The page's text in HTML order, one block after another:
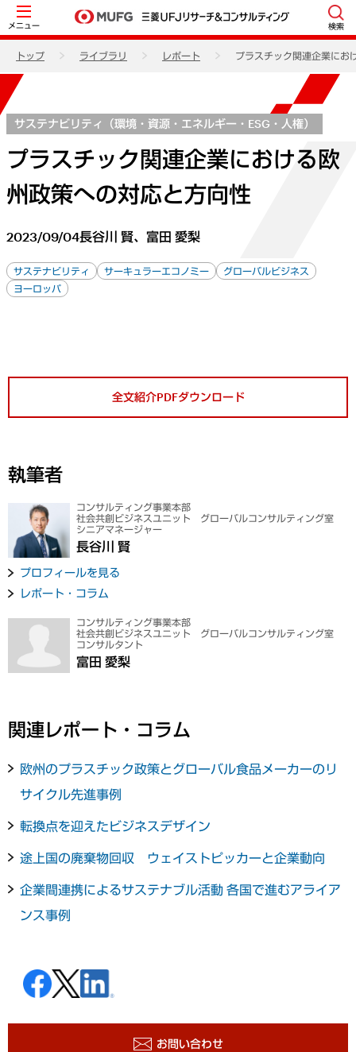
メニュー 検索
トップ ライブラリ レポート プラスチック関連企業にお
サステナビリティ（環境・資源・エネルギー・ESG・人権）
プラスチック関連企業における欧
州政策への対応と方向性
2023/09/04長谷川 賢、富田 愛梨
サステナビリティ サーキュラーエコノミー
グローバルビジネス
ヨーロッパ
全文紹介PDFダウンロード
執筆者
コンサルティング事業本部
社会共創ビジネスユニット グローバルコンサルティング室
シニアマネージャー
長谷川 賢
プロフィールを見る
レポート・コラム
コンサルティング事業本部
社会共創ビジネスユニット グローバルコンサルティング室
コンサルタント
富田 愛梨
関連レポート・コラム
欧州のプラスチック政策とグローバル食品メーカーのリ
サイクル先進事例
転換点を迎えたビジネスデザイン
途上国の廃棄物回収 ウェイストピッカーと企業動向
企業間連携によるサステナブル活動 各国で進むアライア
ンス事例
お問い合わせ